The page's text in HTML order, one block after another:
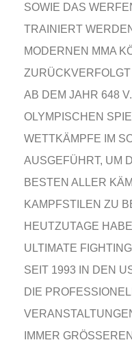
SOWIE DAS
TRAINIERT
MODERNEN MMA
AB DEM JAHR 648
OLYMPISCHEN
WETTKÄMPFE IM
AUSGEFÜHRT, UM
BESTEN ALLER
KAMPFSTILEN ZU
HEUTZUTAGE
ULTIMATE
SEIT 1993 IN DEN
DIE
IMMER